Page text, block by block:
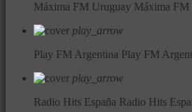
Máxima FM Uruguay Máxima FM
play_arrow
Play FM Argentina Play FM
play_arrow
Radio Hits España Radio Hits